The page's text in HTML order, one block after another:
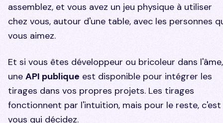
assemblez, et vous avez un jeu physique à utiliser
chez vous, autour d'une table, avec les personnes
vous aimez.
Et si vous êtes développeur ou bricoleur dans l'âme,
une API publique est disponible pour intégrer les
tirages dans vos propres projets. Les tirages
fonctionnent par l'intuition, mais pour le reste, c'est
vous qui décidez.